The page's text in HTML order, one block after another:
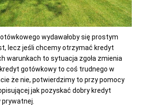
wydawałoby się prostym
lecz jeśli chcemy otrzymać kredyt
warunkach to sytuacja zgoła zmienia
gotówkowy to coś trudnego w
że nie, potwierdzimy to przy pomocy
jak pozyskać dobry kredyt